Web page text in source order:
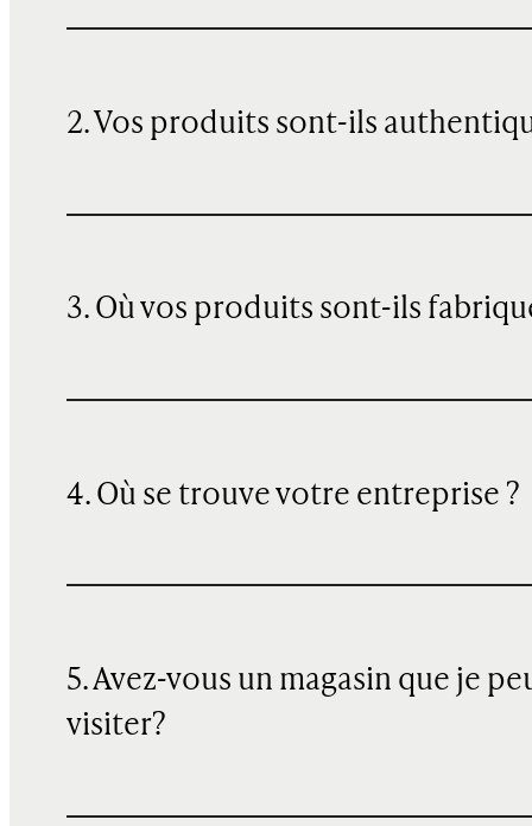
2. Vos produits sont-ils
3. Où vos produits sont-ils
4. Où se trouve votre entreprise ?
5. Avez-vous un magasin que je
visiter?